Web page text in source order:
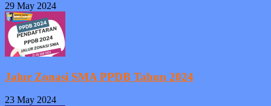
29 May 2024
Jalur Zonasi SMA PPDB Tahun 2024
23 May 2024